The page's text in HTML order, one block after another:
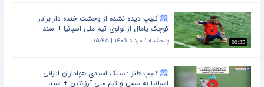
00:35
کلیپ دیده نشده از وحشت خنده دار برادر
کوچک یامال از لولوی تیم ملی اسپانیا + سند
پنجشنبه ۱ مرداد ۱۴۰۵ | ۱۵:۴۵
کلیپ طنز ؛ متلک اسیدی هواداران ایرانی
اسپانیا به مسی و تیم ملی آرژانتین + سند